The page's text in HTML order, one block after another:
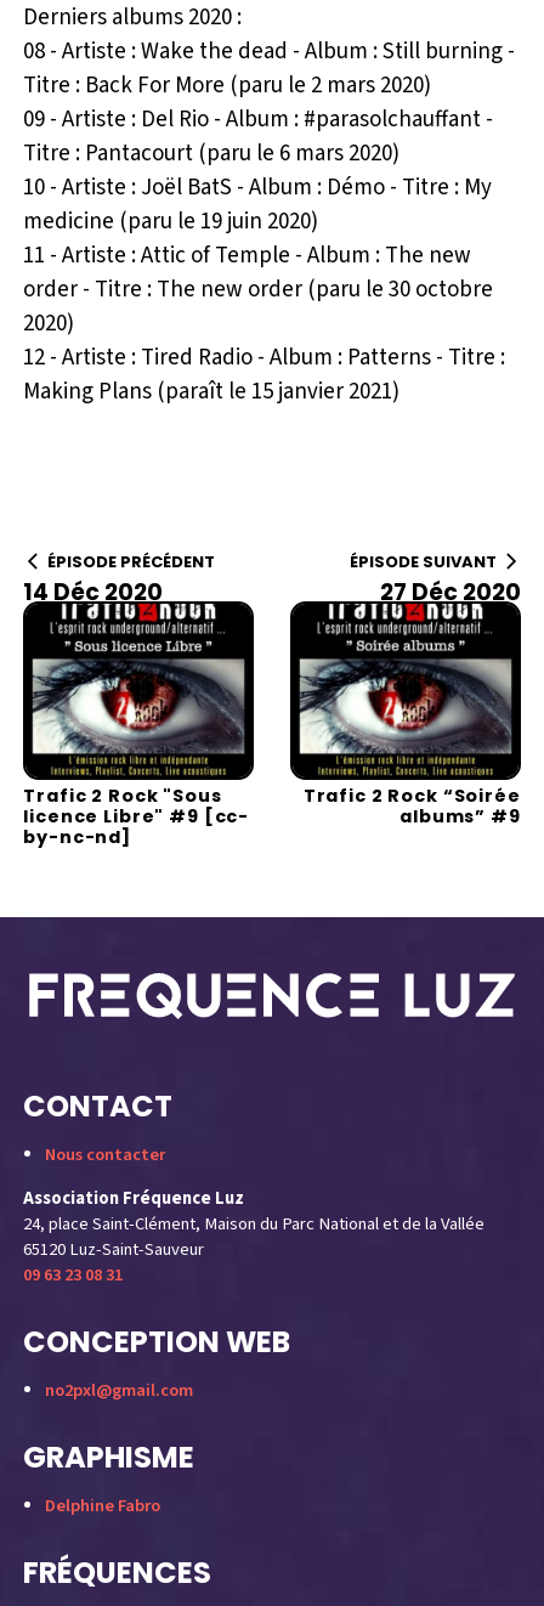
Derniers albums 2020 :
08 - Artiste : Wake the dead - Album : Still burning -
Titre : Back For More (paru le 2 mars 2020)
09 - Artiste : Del Rio - Album : #parasolchauffant -
Titre : Pantacourt (paru le 6 mars 2020)
10 - Artiste : Joël BatS - Album : Démo - Titre : My
medicine (paru le 19 juin 2020)
11 - Artiste : Attic of Temple - Album : The new
order - Titre : The new order (paru le 30 octobre
2020)
12 - Artiste : Tired Radio - Album : Patterns - Titre :
Making Plans (paraît le 15 janvier 2021)
ÉPISODE PRÉCÉDENT
14 Déc 2020
Trafic 2 Rock "Sous
licence Libre" #9 [cc-
by-nc-nd]
ÉPISODE SUIVANT
27 Déc 2020
Trafic 2 Rock “Soirée
albums” #9
CONTACT
Nous contacter
Association Fréquence Luz
24, place Saint-Clément, Maison du Parc National et de la Vallée
65120 Luz-Saint-Sauveur
09 63 23 08 31
CONCEPTION WEB
no2pxl@gmail.com
GRAPHISME
Delphine Fabro
FRÉQUENCES